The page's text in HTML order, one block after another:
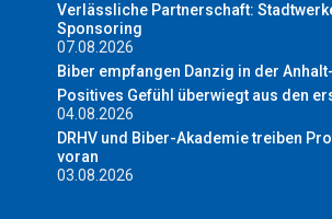
Verlässliche Partnerschaft:
Sponsoring
07.08.2026
Biber empfangen Danzig in der
Positives Gefühl überwiegt aus den
04.08.2026
DRHV und Biber-Akademie treiben
voran
03.08.2026